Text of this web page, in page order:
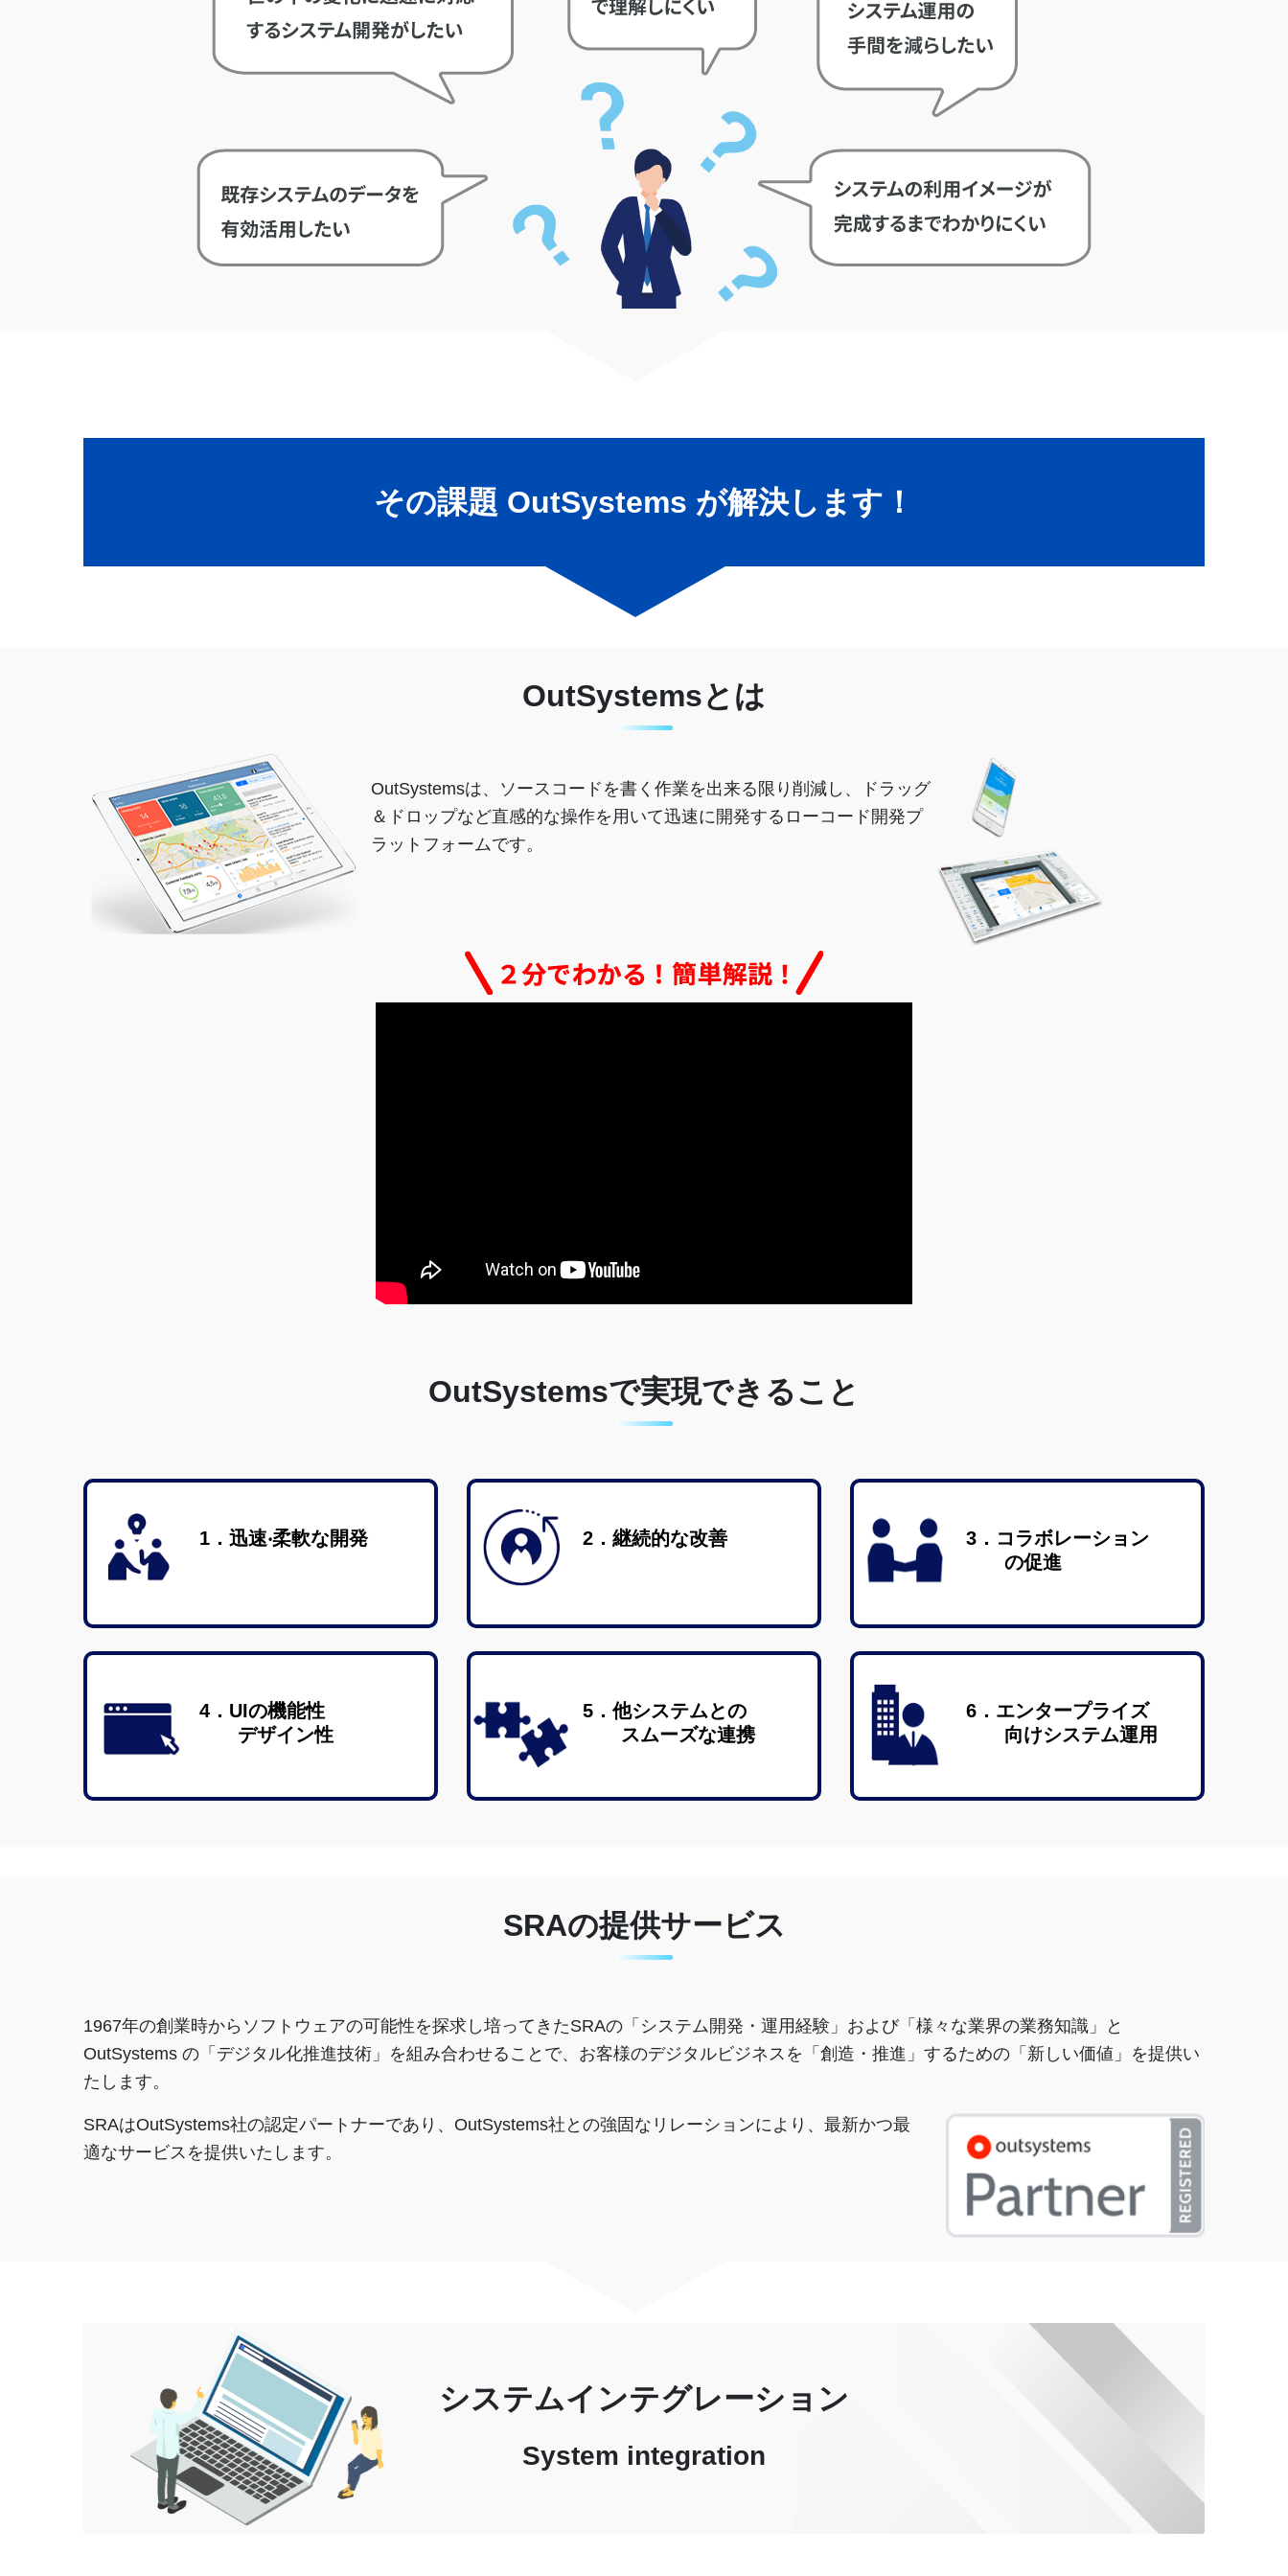
その課題 OutSystems が解決します！
OutSystemsとは
OutSystemsは、ソースコードを書く作業を出来る限り削減し、ドラッグ
＆ドロップなど直感的な操作を⽤いて迅速に開発するローコード開発プ
ラットフォームです。
OutSystems​で実現できること
1．迅速‧柔軟な開発 2．継続的な改善
3．コラボレーション
の促進
4．UIの機能性
デザイン性
5．他システムとの
スムーズな連携
6．エンタープライズ
向けシステム運⽤
SRAの提供サービス
1967年の創業時からソフトウェアの可能性を探求し培ってきたSRAの「システム開発・運⽤経験」および「様々な業界の業務知識」と
OutSystems の「デジタル化推進技術」を組み合わせることで、お客様のデジタルビジネスを「創造・推進」するための「新しい価値」を提供い
たします。
SRAはOutSystems社の認定パートナーであり、OutSystems社との強固なリレーションにより、最新かつ最
適なサービスを提供いたします。
システムインテグレーション
System integration